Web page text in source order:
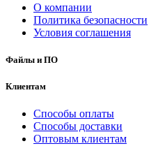
О компании
Политика безопасности
Условия соглашения
Файлы и ПО
Клиентам
Способы оплаты
Способы доставки
Оптовым клиентам